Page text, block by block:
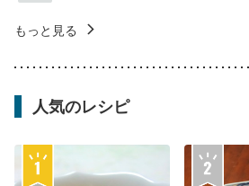
もっと見る
人気のレシピ